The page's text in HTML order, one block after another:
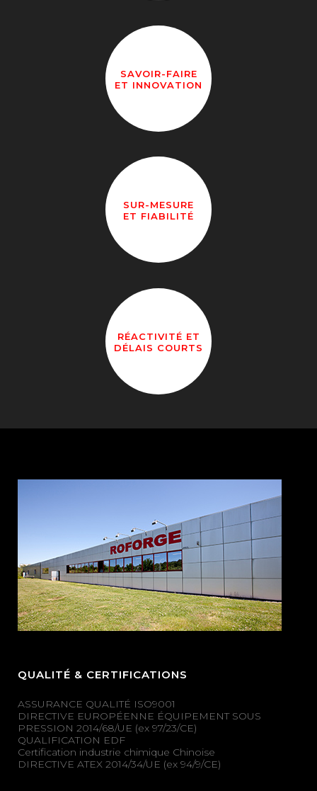
SAVOIR-FAIRE
ET INNOVATION
SUR-MESURE
ET FIABILITÉ
RÉACTIVITÉ ET
DÉLAIS COURTS
QUALITÉ & CERTIFICATIONS
ASSURANCE QUALITÉ ISO9001
DIRECTIVE EUROPÉENNE ÉQUIPEMENT SOUS
PRESSION 2014/68/UE (ex 97/23/CE)
QUALIFICATION EDF
Certification industrie chimique Chinoise
DIRECTIVE ATEX 2014/34/UE (ex 94/9/CE)